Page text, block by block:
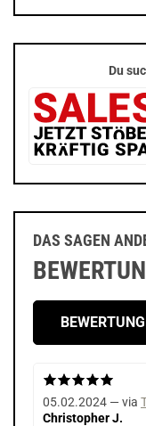
Du
DAS SAGEN
05.02.2024 — via
Christopher J.